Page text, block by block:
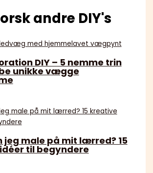
andre DIY's
DIY – 5 nemme trin
unikke vægge
jeg male på mit lærred? 15
til begyndere